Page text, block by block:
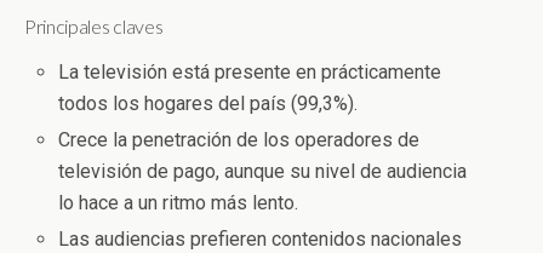
Principales claves
La televisión está presente en prácticamente
todos los hogares del país (99,3%).
Crece la penetración de los operadores de
televisión de pago, aunque su nivel de audiencia
lo hace a un ritmo más lento.
Las audiencias prefieren contenidos nacionales